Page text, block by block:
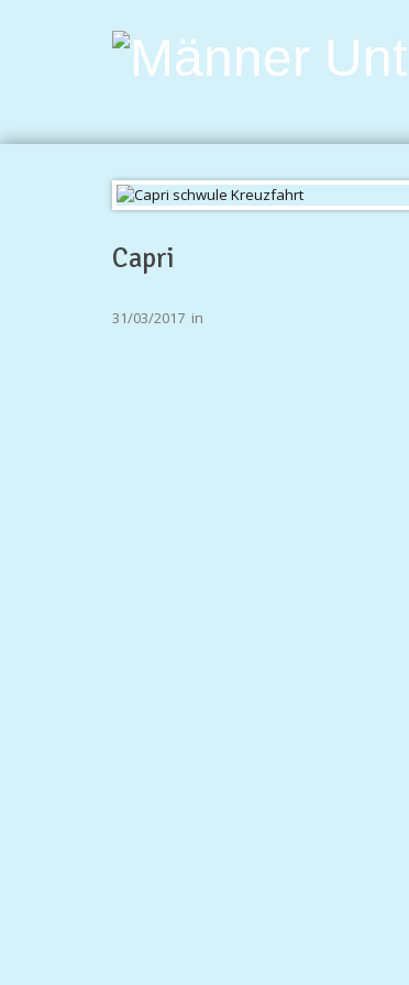
Capri
31/03/2017 in